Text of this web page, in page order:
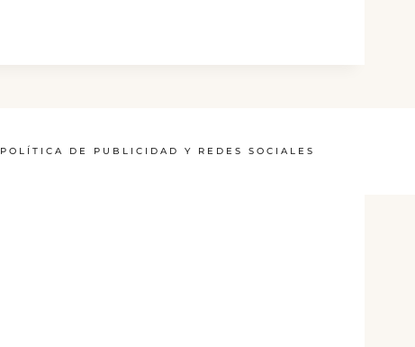
POLÍTICA DE PUBLICIDAD Y REDES SOCIALES